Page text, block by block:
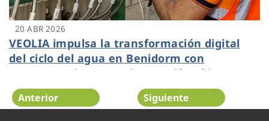
20 ABR 2026
VEOLIA impulsa la transformación digital
del ciclo del agua en Benidorm con
proyectos pioneros e innovación abierta
Anterior Siguiente